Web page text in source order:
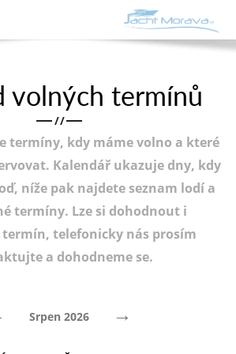
volných termínů
/ /
termíny, kdy máme volno a které
Kalendář ukazuje dny, kdy
níže pak najdete seznam lodí a
termíny. Lze si dohodnout i
telefonicky nás prosím
a dohodneme se.
Srpen 2026 →